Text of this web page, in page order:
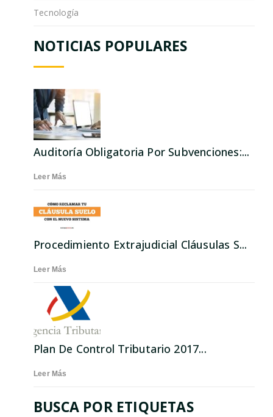
Tecnología
NOTICIAS POPULARES
Auditoría Obligatoria Por Subvenciones:...
Leer Más
Procedimiento Extrajudicial Cláusulas S...
Leer Más
Plan De Control Tributario 2017...
Leer Más
BUSCA POR ETIQUETAS